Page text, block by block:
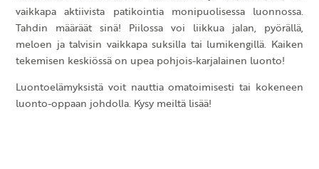
vaikkapa aktiivista patikointia monipuolisessa luonnossa.
Tahdin määräät sinä! Piilossa voi liikkua jalan, pyörällä,
meloen ja talvisin vaikkapa suksilla tai lumikengillä. Kaiken
tekemisen keskiössä on upea pohjois-karjalainen luonto!
Luontoelämyksistä voit nauttia omatoimisesti tai kokeneen
luonto-oppaan johdolla. Kysy meiltä lisää!